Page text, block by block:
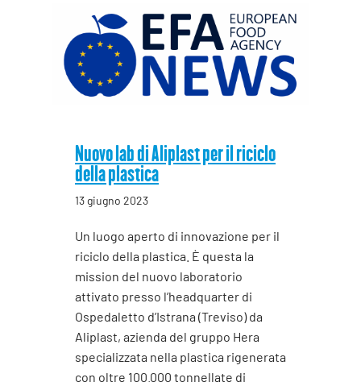
Nuovo lab di Aliplast per il riciclo
della plastica
13 giugno 2023
Un luogo aperto di innovazione per il
riciclo della plastica. È questa la
mission del nuovo laboratorio
attivato presso l’headquarter di
Ospedaletto d’Istrana (Treviso) da
Aliplast, azienda del gruppo Hera
specializzata nella plastica rigenerata
con oltre 100.000 tonnellate di